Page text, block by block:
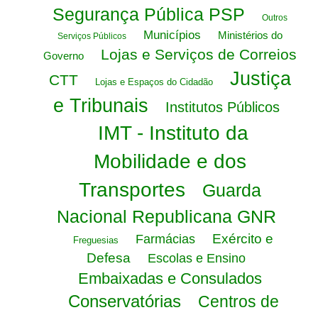
Segurança Pública PSP
Outros
Serviços Públicos
Municípios
Ministérios do
Governo
Lojas e Serviços de Correios
CTT
Lojas e Espaços do Cidadão
Justiça
e Tribunais
Institutos Públicos
IMT - Instituto da
Mobilidade e dos
Transportes
Guarda
Nacional Republicana GNR
Freguesias Farmácias
Exército e
Defesa
Escolas e Ensino
Embaixadas e Consulados
Conservatórias Centros de